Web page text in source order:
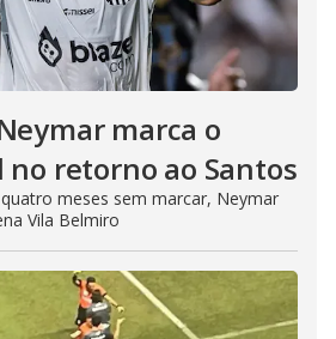
marca o
retorno ao Santos
meses sem marcar, Neymar
Vila Belmiro